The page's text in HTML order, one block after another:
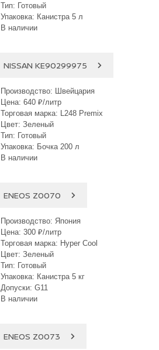
Тип: Готовый
Упаковка: Канистра 5 л
В наличии
NISSAN KE90299975
Производство: Швейцария
Цена: 640 ₽/литр
Торговая марка: L248 Premix
Цвет: Зеленый
Тип: Готовый
Упаковка: Бочка 200 л
В наличии
ENEOS Z0070
Производство: Япония
Цена: 300 ₽/литр
Торговая марка: Hyper Cool
Цвет: Зеленый
Тип: Готовый
Упаковка: Канистра 5 кг
Допуски: G11
В наличии
ENEOS Z0073